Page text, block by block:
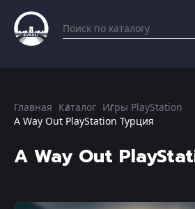
Главная Каталог Игры PlayStation
A Way Out PlayStation Турция
A Way Out